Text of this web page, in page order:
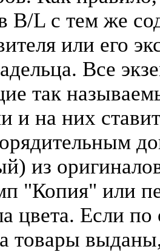
B/L с тем же
или его
Все
так
и на них
из
"Копия" или
цвета. Если
товары